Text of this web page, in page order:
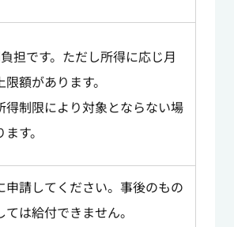
担です。ただし所得に応じ月
額があります。
得制限により対象とならない場
す。
申請してください。事後のもの
ては給付できません。